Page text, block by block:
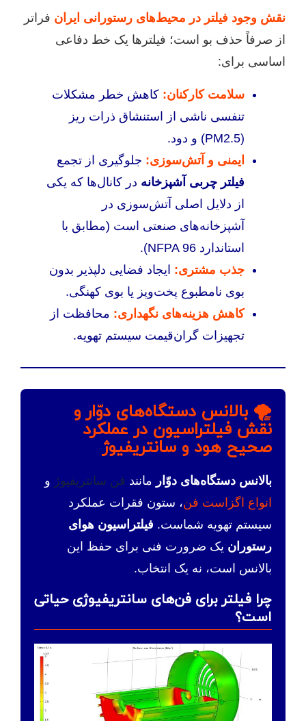
نقش وجود فیلتر در محیط‌های رستورانی ایران فراتر
از صرفاً حذف بو است؛ فیلترها یک خط دفاعی
اساسی برای:
سلامت کارکنان: کاهش خطر مشکلات
تنفسی ناشی از استنشاق ذرات ریز
(PM2.5) و دود.
ایمنی و آتش‌سوزی: جلوگیری از تجمع
فیلتر چربی آشپزخانه در کانال‌ها که یکی
از دلایل اصلی آتش‌سوزی در
آشپزخانه‌های صنعتی است (مطابق با
استاندارد NFPA 96).
جذب مشتری: ایجاد فضایی دلپذیر بدون
بوی نامطبوع پخت‌وپز یا بوی کهنگی.
کاهش هزینه‌های نگهداری: محافظت از
تجهیزات گران‌قیمت سیستم تهویه.
🌪️ بالانس دستگاه‌های دوّار و
نقش فیلتراسیون در عملکرد
صحیح هود و سانتریفیوژ
بالانس دستگاه‌های دوّار مانند فن سانتریفیوژ و
انواع اگزاست فن، ستون فقرات عملکرد
سیستم تهویه شماست. فیلتراسیون هوای
رستوران یک ضرورت فنی برای حفظ این
بالانس است، نه یک انتخاب.
چرا فیلتر برای فن‌های سانتریفیوژی حیاتی
است؟